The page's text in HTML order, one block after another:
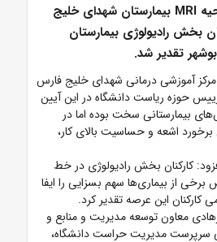
در حاشیه آیین افتتاحیه MRI بیمارستان شهدای خلیج
بخش رادیولوژی بیمارستان
تقدیر شد.
آموزشی درمانی شهدای خلیج فارس
حوزه ریاست دانشگاه در این آیین
بیمارستانی سخت بوده اما در
اشعه و حساسیت بالای کار،
کارکنان بخش رادیولوژی در خط
از بیماری‌ها سهم بسزایی را ایفا
کارکنان این عرصه تقدیر کرد.
معاون توسعه مدیریت و منابع و
مدیریت حراست دانشگاه،